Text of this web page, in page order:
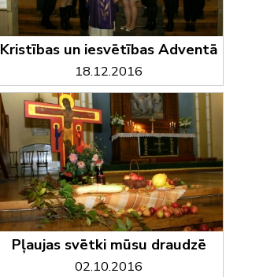
Kristības un iesvētības Adventā
18.12.2016
Pļaujas svētki mūsu draudzē
02.10.2016